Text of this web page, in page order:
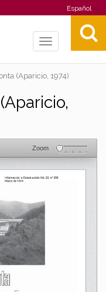
Español
Toggle
(Aparicio, 1974)
Zoom